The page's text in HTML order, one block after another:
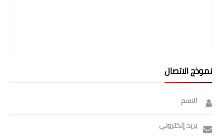
نموذج الاتصال
الاسم
بريد إلكتروني